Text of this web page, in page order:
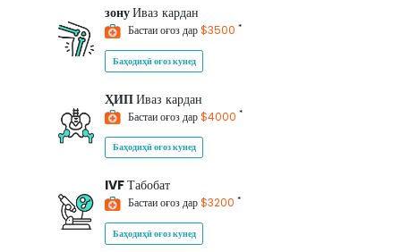
зонуИваз кардан
Бастаи оғоз дар$3500 *
Баҳодиҳӣ оғоз кунед
ҲИПИваз кардан
Бастаи оғоз дар$4000 *
Баҳодиҳӣ оғоз кунед
IVFТабобат
Бастаи оғоз дар$3200 *
Баҳодиҳӣ оғоз кунед